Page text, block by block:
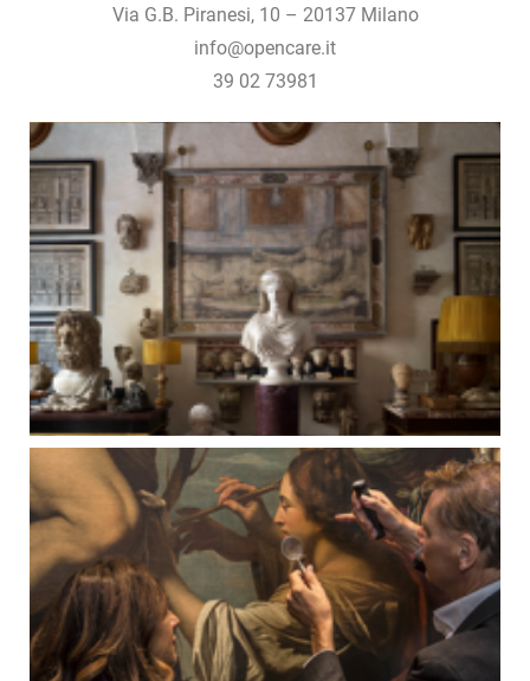
Via G.B. Piranesi, 10 – 20137 Milano
info@opencare.it
39 02 73981